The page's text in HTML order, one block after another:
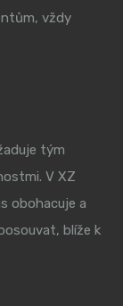
vždy
tým
V XZ
obohacuje a
blíže k